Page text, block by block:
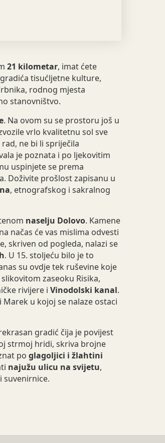
21 kilometar, imat ćete
tisućljetne kulture,
rodnog mjesta
stanovništvo.
. Na ovom su se prostoru još u
vrlo kvalitetnu sol sve
ne bi li spriječila
je poznata i po ljekovitim
uspinjete se prema
Doživite prošlost zapisanu u
, etnografskog i sakralnog
naselju Dolovo. Kamene
načas će vas mislima odvesti
skriven od pogleda, nalazi se
. U 15. stoljeću bilo je to
su ovdje tek ruševine koje
zaseoku Risika,
rivijere i Vinodolski kanal.
u kojoj se nalaze ostaci
gradić čija je povijest
strmoj hridi, skriva brojne
po glagoljici i žlahtini
najužu ulicu na svijetu,
suvenirnice.